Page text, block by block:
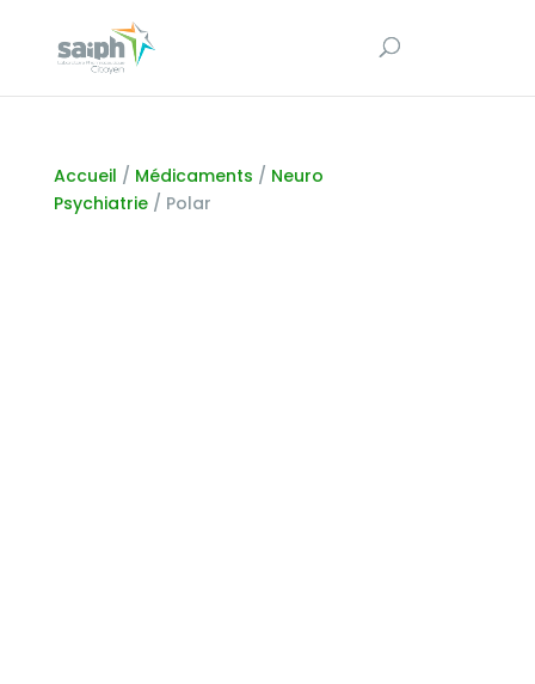
Accueil / Médicaments / Neuro
Psychiatrie/ Polar